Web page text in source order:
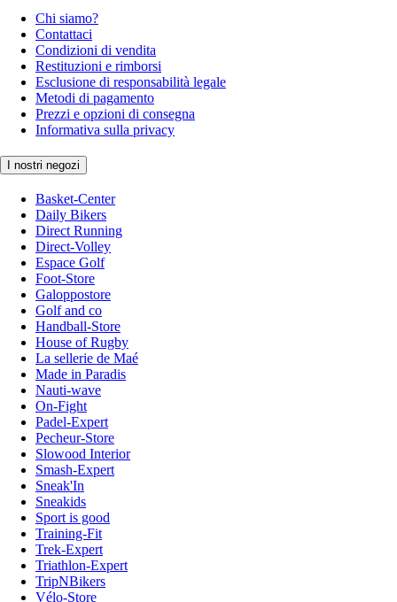
Chi siamo?
Contattaci
Condizioni di vendita
Restituzioni e rimborsi
Esclusione di responsabilità legale
Metodi di pagamento
Prezzi e opzioni di consegna
Informativa sulla privacy
I nostri negozi
Basket-Center
Daily Bikers
Direct Running
Direct-Volley
Espace Golf
Foot-Store
Galoppostore
Golf and co
Handball-Store
House of Rugby
La sellerie de Maé
Made in Paradis
Nauti-wave
On-Fight
Padel-Expert
Pecheur-Store
Slowood Interior
Smash-Expert
Sneak'In
Sneakids
Sport is good
Training-Fit
Trek-Expert
Triathlon-Expert
TripNBikers
Vélo-Store